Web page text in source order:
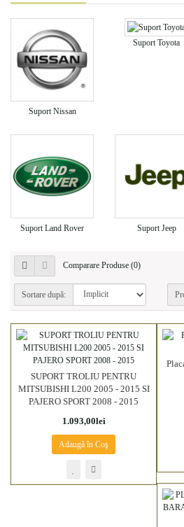
Suport Nissan
Suport Toyota
Suport Land Rover Suport Jeep
Comparare Produse (0)
Sortare după:
SUPORT TROLIU PENTRU
MITSUBISHI L200 2005 - 2015 SI
PAJERO SPORT 2008 - 2015
1.093,00lei
Adaugă în Coş